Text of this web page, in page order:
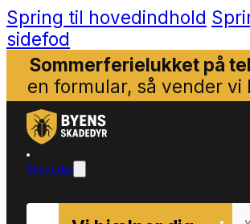
Spring til hovedindhold
sidefod
Sommerferielukket på
en formular, så vender
Skadedyr